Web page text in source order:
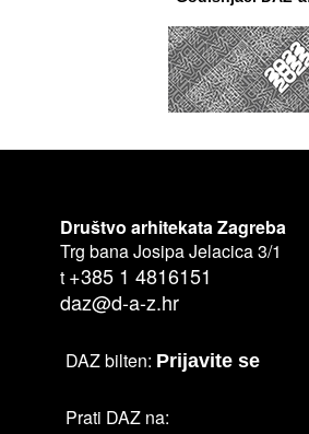
Društvo arhitekata Zagreba
Trg bana Josipa Jelacica 3/1
t +385 1 4816151
daz@d-a-z.hr
DAZ bilten: Prijavite se
Prati DAZ na: